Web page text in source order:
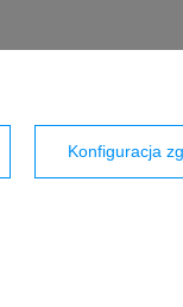
Konfiguracja